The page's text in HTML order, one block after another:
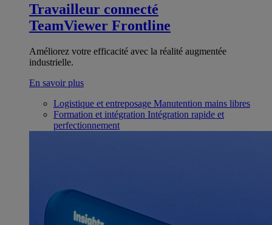
Travailleur connecté
TeamViewer Frontline
Améliorez votre efficacité avec la réalité augmentée
industrielle.
En savoir plus
Logistique et entreposage Manutention mains libres
Formation et intégration Intégration rapide et
perfectionnement